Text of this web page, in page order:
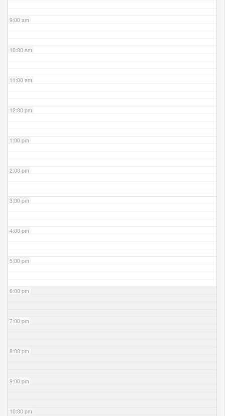
9:00 am
10:00 am
11:00 am
12:00 pm
1:00 pm
2:00 pm
3:00 pm
4:00 pm
5:00 pm
6:00 pm
7:00 pm
8:00 pm
9:00 pm
10:00 pm